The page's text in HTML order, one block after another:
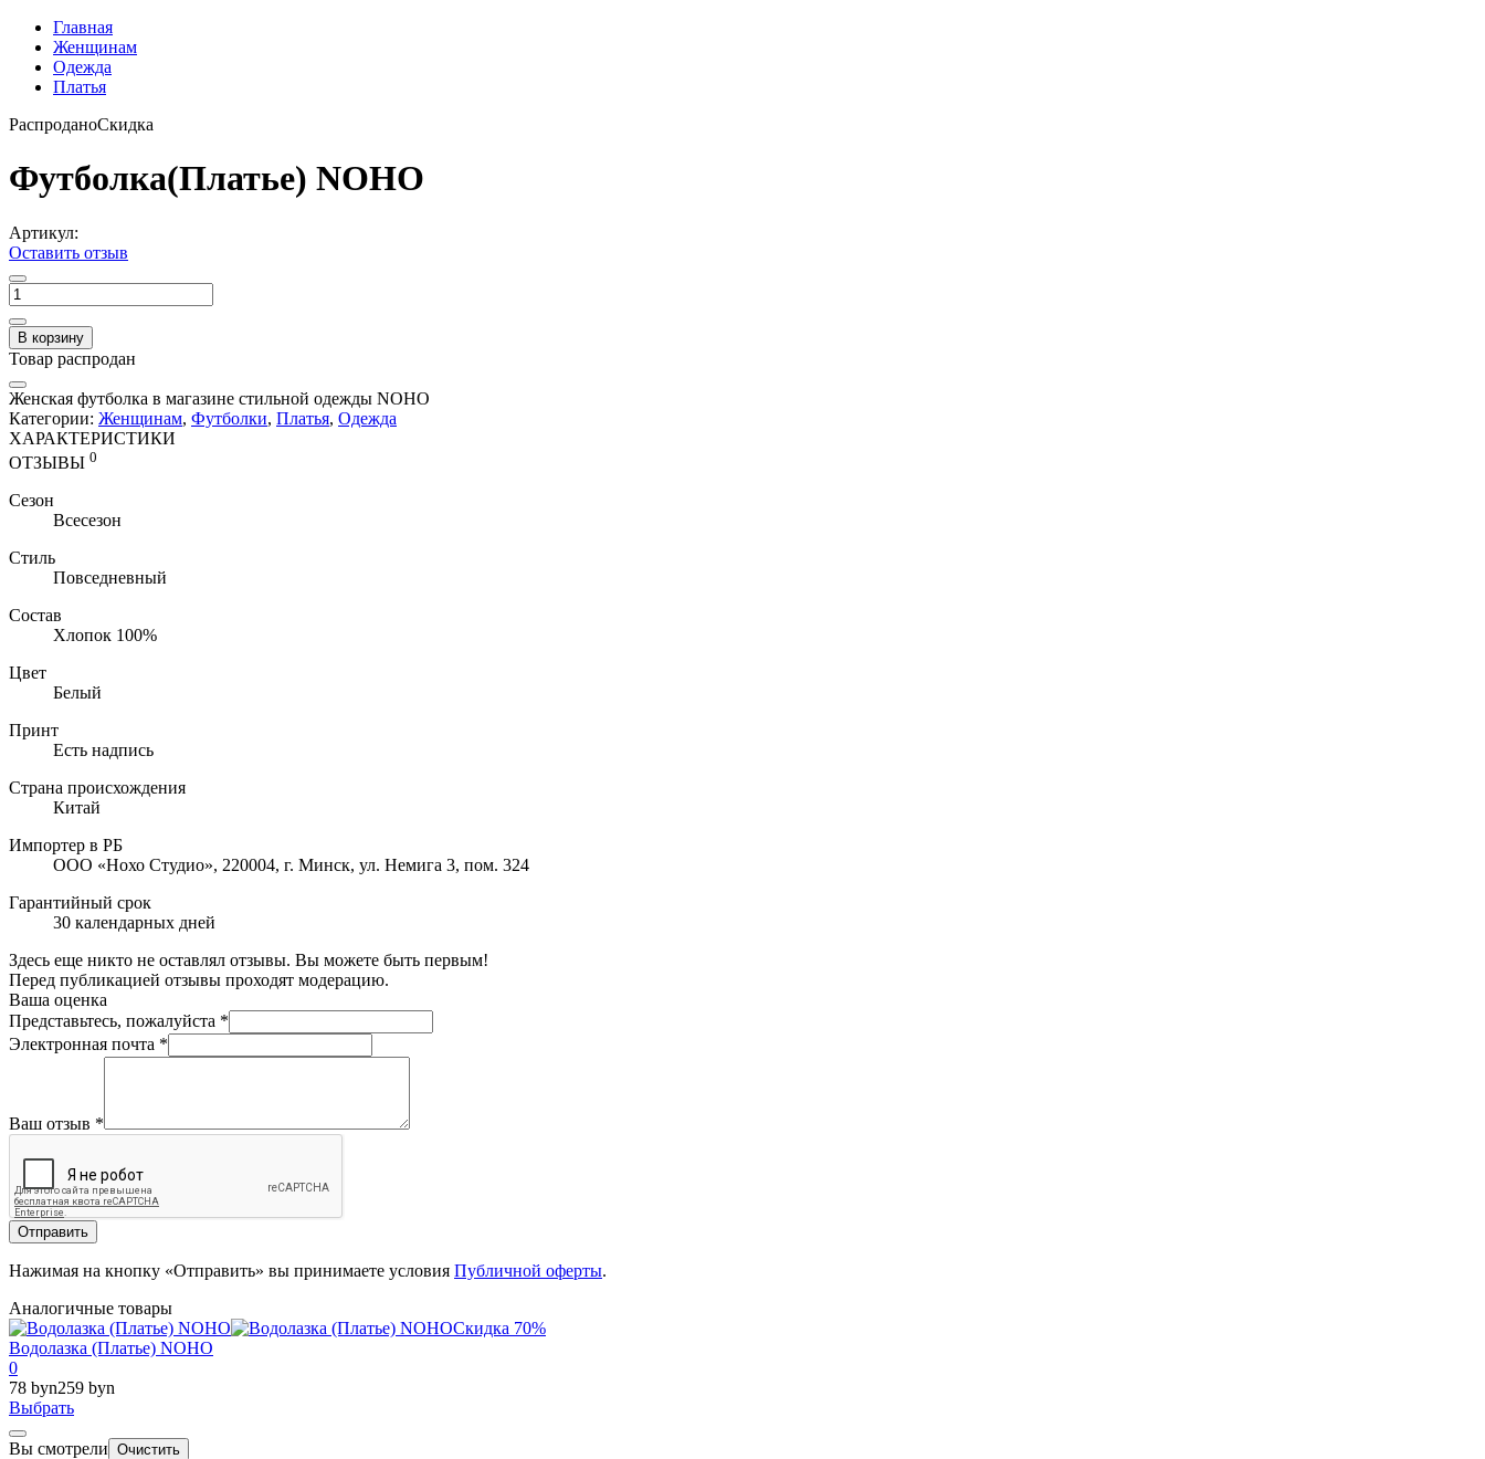
Главная
Женщинам
Одежда
Платья
РаспроданоСкидка
Футболка(Платье) NOHO
Артикул:
Оставить отзыв
В корзину
Товар распродан
Женская футболка в магазине стильной одежды NOHO
Категории: Женщинам, Футболки, Платья, Одежда
ХАРАКТЕРИСТИКИ
ОТЗЫВЫ 0
Сезон
Всесезон
Стиль
Повседневный
Состав
Хлопок 100%
Цвет
Белый
Принт
Есть надпись
Страна происхождения
Китай
Импортер в РБ
ООО «Нохо Студио», 220004, г. Минск, ул. Немига 3, пом. 324
Гарантийный срок
30 календарных дней
Здесь еще никто не оставлял отзывы. Вы можете быть первым!
Перед публикацией отзывы проходят модерацию.
Ваша оценка
Представьтесь, пожалуйста *
Электронная почта *
Ваш отзыв *
Отправить
Нажимая на кнопку «Отправить» вы принимаете условия Публичной оферты.
Аналогичные товары
Скидка 70%
Водолазка (Платье) NOHO
0
78 byn259 byn
Выбрать
Вы смотрели Очистить